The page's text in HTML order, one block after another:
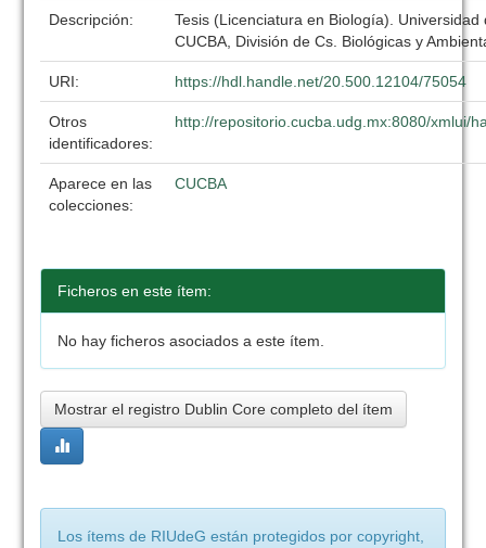
Descripción:
Tesis (Licenciatura en Biología). Universidad
CUCBA, División de Cs. Biológicas y
URI: https://hdl.handle.net/20.500.12104/75054
Otros
identificadores:
http://repositorio.cucba.udg.mx:8080/xmlui/
Aparece en las
colecciones:
CUCBA
Ficheros en este ítem:
No hay ficheros asociados a este ítem.
Mostrar el registro Dublin Core completo del ítem
Los ítems de RIUdeG están protegidos por copyright,